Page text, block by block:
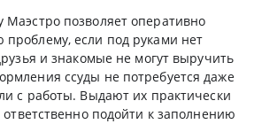
позволяет оперативно
если под руками нет
и знакомые не могут выручить
ссуды не потребуется даже
с работы. Выдают их практически
ответственно подойти к заполнению